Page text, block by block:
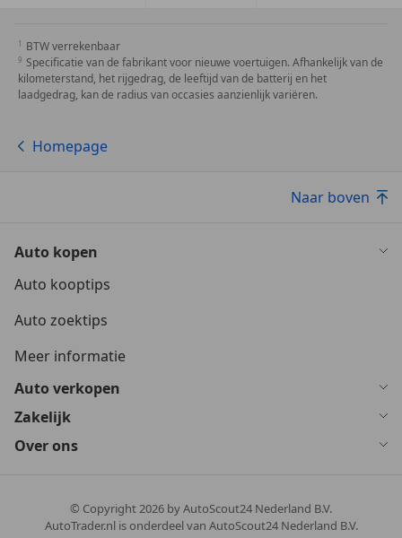
BTW verrekenbaar
Specificatie van de fabrikant voor nieuwe voertuigen. Afhankelijk van de
kilometerstand, het rijgedrag, de leeftijd van de batterij en het
laadgedrag, kan de radius van occasies aanzienlijk variëren.
Homepage
Naar boven
Auto kopen
Auto kooptips
Auto zoektips
Meer informatie
Auto verkopen
Zakelijk
Over ons
© Copyright2026 by AutoScout24 Nederland B.V.
AutoTrader.nl is onderdeel van AutoScout24 Nederland B.V.